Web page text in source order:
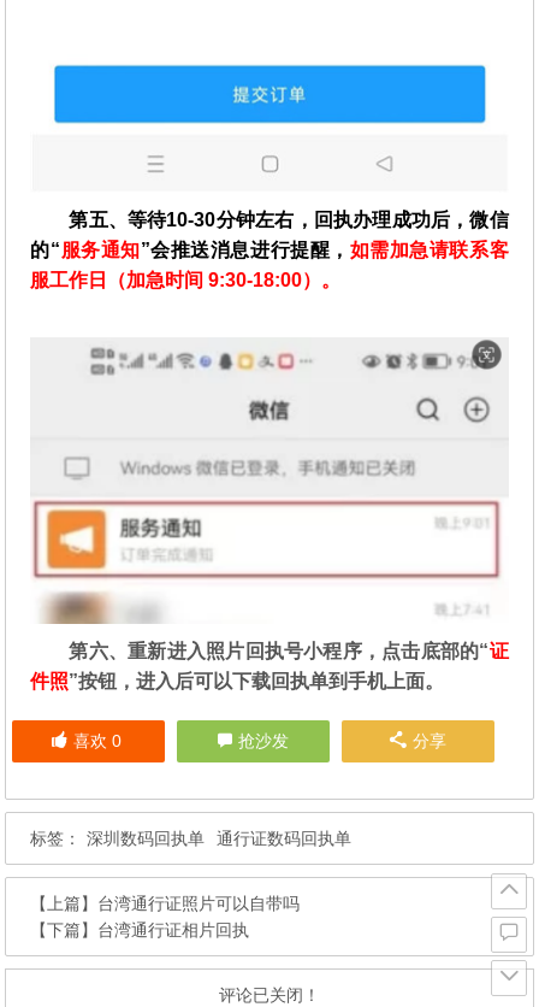
第五、等待10-30分钟左右，回执办理成功后，微信
的“服务通知”会推送消息进行提醒， 如需加急请联系客
服工作日（加急时间 9:30-18:00）。
第六、重新进入照片回执号小程序，点击底部的“证
件照”按钮，进入后可以下载回执单到手机上面。
喜欢 0 抢沙发 分享
标签： 深圳数码回执单 通行证数码回执单
【上篇】 台湾通行证照片可以自带吗
【下篇】 台湾通行证相片回执
评论已关闭！